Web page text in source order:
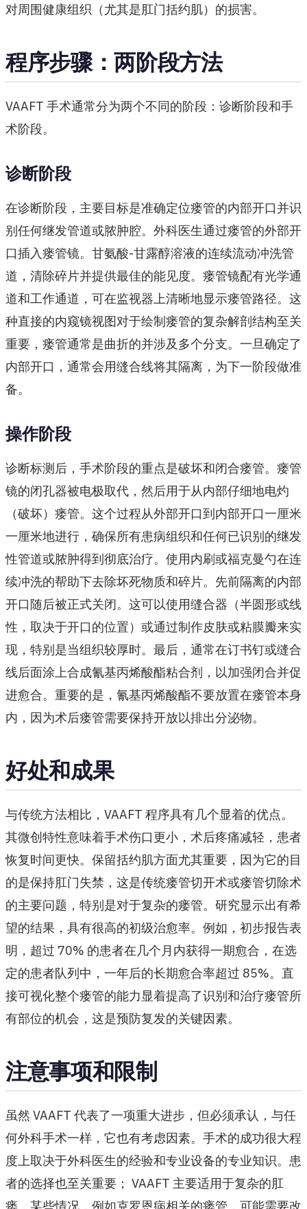
对周围健康组织（尤其是肛门括约肌）的损害。
程序步骤：两阶段方法
VAAFT 手术通常分为两个不同的阶段：诊断阶段和手
术阶段。
诊断阶段
在诊断阶段，主要目标是准确定位瘘管的内部开口并识
别任何继发管道或脓肿腔。外科医生通过瘘管的外部开
口插入瘘管镜。甘氨酸-甘露醇溶液的连续流动冲洗管
道，清除碎片并提供最佳的能见度。瘘管镜配有光学通
道和工作通道，可在监视器上清晰地显示瘘管路径。这
种直接的内窥镜视图对于绘制瘘管的复杂解剖结构至关
重要，瘘管通常是曲折的并涉及多个分支。一旦确定了
内部开口，通常会用缝合线将其隔离，为下一阶段做准
备。
操作阶段
诊断标测后，手术阶段的重点是破坏和闭合瘘管。瘘管
镜的闭孔器被电极取代，然后用于从内部仔细地电灼
（破坏）瘘管。这个过程从外部开口到内部开口一厘米
一厘米地进行，确保所有患病组织和任何已识别的继发
性管道或脓肿得到彻底治疗。使用内刷或福克曼勺在连
续冲洗的帮助下去除坏死物质和碎片。先前隔离的内部
开口随后被正式关闭。这可以使用缝合器（半圆形或线
性，取决于开口的位置）或通过制作皮肤或粘膜瓣来实
现，特别是当组织较厚时。最后，通常在订书钉或缝合
线后面涂上合成氰基丙烯酸酯粘合剂，以加强闭合并促
进愈合。重要的是，氰基丙烯酸酯不要放置在瘘管本身
内，因为术后瘘管需要保持开放以排出分泌物。
好处和成果
与传统方法相比，VAAFT 程序具有几个显着的优点。
其微创特性意味着手术伤口更小，术后疼痛减轻，患者
恢复时间更快。保留括约肌方面尤其重要，因为它的目
的是保持肛门失禁，这是传统瘘管切开术或瘘管切除术
的主要问题，特别是对于复杂的瘘管。研究显示出有希
望的结果，具有很高的初级治愈率。例如，初步报告表
明，超过 70% 的患者在几个月内获得一期愈合，在选
定的患者队列中，一年后的长期愈合率超过 85%。直
接可视化整个瘘管的能力显着提高了识别和治疗瘘管所
有部位的机会，这是预防复发的关键因素。
注意事项和限制
虽然 VAAFT 代表了一项重大进步，但必须承认，与任
何外科手术一样，它也有考虑因素。手术的成功很大程
度上取决于外科医生的经验和专业设备的专业知识。患
者的选择也至关重要； VAAFT 主要适用于复杂的肛
瘘，某些情况，例如克罗恩病相关的瘘管，可能需要改